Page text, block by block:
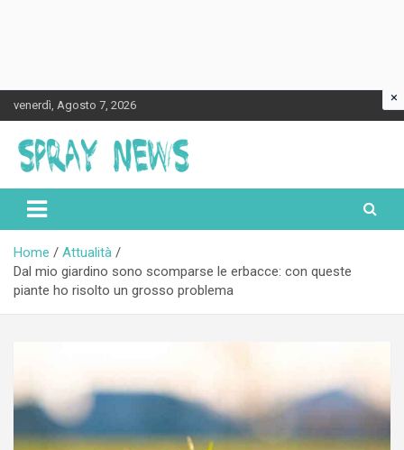
to
content
venerdì, Agosto 7, 2026
Spraynews.it
Home
Attualità
Dal mio giardino sono scomparse le erbacce: con queste
piante ho risolto un grosso problema
×